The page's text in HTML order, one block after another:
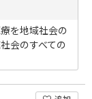
を地域社会の
会のすべての